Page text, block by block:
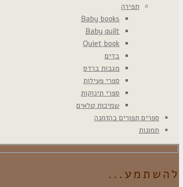
תפירה
Baby books
Baby quilt
Quiet book
בדים
מגבות ברדס
ספרי פעילות
ספרי תינוקות
שמיכות טלאים
ספרים תפורים בהזמנה
תמונות
להשתמע...